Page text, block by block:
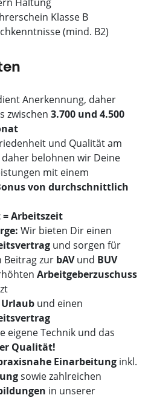
Klasse B
(mind. B2)
Anerkennung, daher
zwischen 3.700 und 4.500
und Qualität am
daher belohnen wir Deine
mit einem
von durchschnittlich
= Arbeitszeit
Wir bieten Dir einen
und sorgen für
Beitrag zur bAVund BUV
Arbeitgeberzuschuss
Urlaub und einen
eigene Technik und das
Qualität!
Einarbeitung inkl.
sowie zahlreichen
in unserer